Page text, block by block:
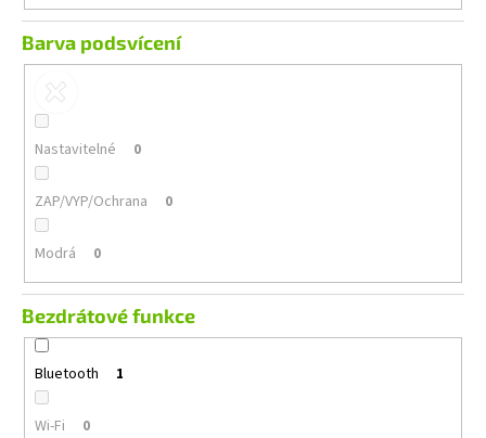
Barva podsvícení
Nastavitelné 0
ZAP/VYP/Ochrana 0
Modrá 0
Bezdrátové funkce
Bluetooth 1
Wi-Fi 0